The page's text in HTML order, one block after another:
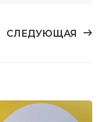
СЛЕДУЮЩАЯ